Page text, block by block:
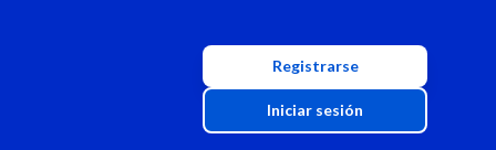
Registrarse
Iniciar sesión